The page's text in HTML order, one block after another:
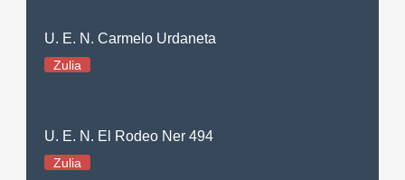
U. E. N. Carmelo Urdaneta
Zulia
U. E. N. El Rodeo Ner 494
Zulia